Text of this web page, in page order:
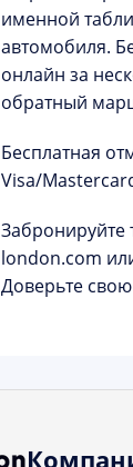
именной
автомобиля.
онлайн за
обратный
Бесплатная
Visa/
Забронируйте
london.com
Доверьте